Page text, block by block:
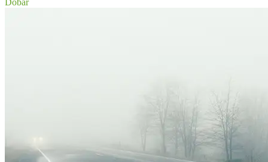
Dobar